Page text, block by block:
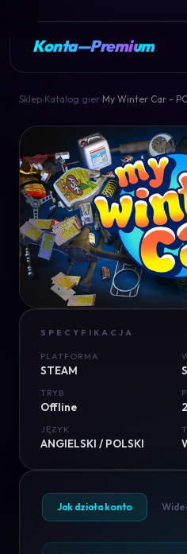
Konta—Premium
Sklep›Katalog gier›My Winter Car -
SPECYFIKACJA
PLATFORMA
STEAM
TRYB
Offline
JĘZYK
ANGIELSKI / POLSKI
Jak działa konto